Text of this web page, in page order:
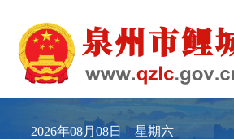
2026年08月08日 星期六